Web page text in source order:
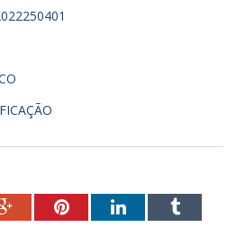
Google+PinterestLinkedInTumblr